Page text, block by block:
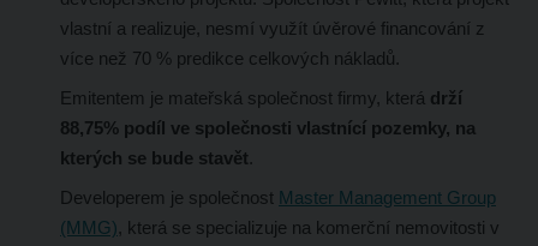
vlastní a realizuje, nesmí využít úvěrové financování z
více než 70 % predikce celkových nákladů.
Emitentem je mateřská společnost firmy, která drží
88,75% podíl ve společnosti vlastnící pozemky, na
kterých se bude stavět.
Developerem je společnost Master Management Group
(MMG), která se specializuje na komerční nemovitosti v